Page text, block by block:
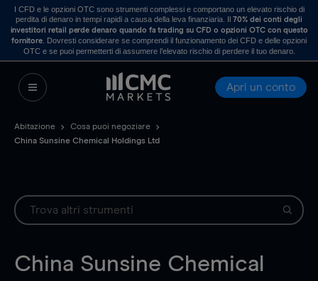
I CFD e le opzioni OTC sono strumenti complessi e comportano un elevato rischio di
perdita di denaro in tempi rapidi a causa della leva finanziaria. Il70% dei conti degli
investitori retail perde denaro quando fa trading su CFD o opzioni OTC con questo
fornitore . Dovresti considerare se comprendi il funzionamento dei CFD e delle opzioni
OTC e se puoi permetterti di assumere l’elevato rischio di perdere il tuo denaro.
Apri un conto
Abitazione
Cosa puoi negoziare
China Sunsine Chemical Holdings Ltd
China Sunsine Chemical